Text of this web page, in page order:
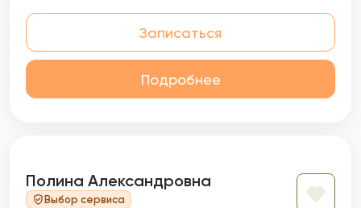
Записаться
Подробнее
Полина Александровна
Выбор сервиса